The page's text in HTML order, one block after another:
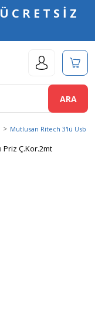
ÜCRETSİZ
ARA
Mutlusan Ritech 3'lü Usb